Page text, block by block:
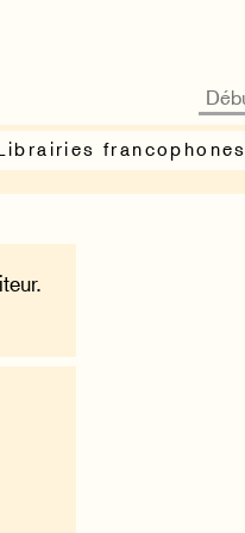
francophones